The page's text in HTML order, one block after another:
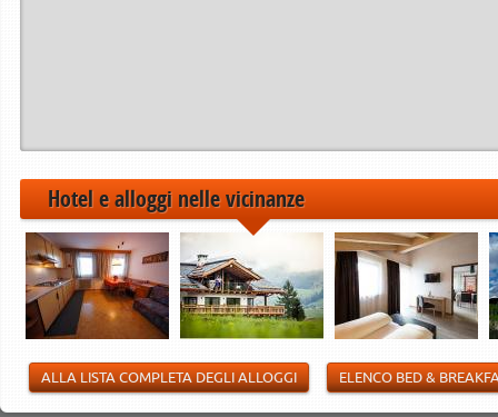
Hotel e alloggi nelle vicinanze
ALLA LISTA COMPLETA DEGLI ALLOGGI ELENCO BED &